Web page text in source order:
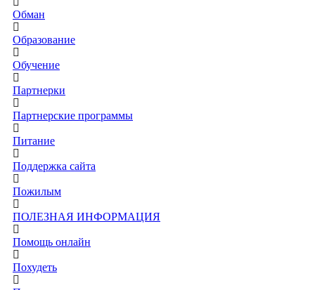
Обман
Образование
Обучение
Партнерки
Партнерские программы
Питание
Поддержка сайта
Пожилым
ПОЛЕЗНАЯ ИНФОРМАЦИЯ
Помощь онлайн
Похудеть